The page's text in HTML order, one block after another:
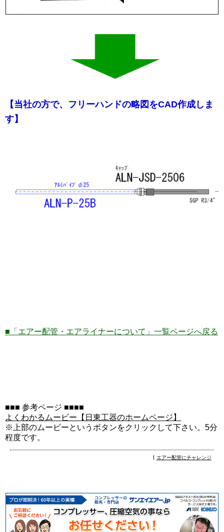
【当社の方で、フリーハンドの略図をCAD作成しま
す】
■「エアー配管・エアライナーについて 」一覧ページへ戻る
■■■ 参考ページ ■■■■
よくわかるムービー【日東工器のホームページ】
※上部のムービーというボタンをクリックして下さい。5分
程度です。
エアー配管にチャレンジ